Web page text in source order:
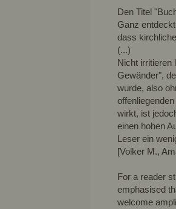
Den Titel
Ganz
dass
(...)
Nicht irritieren
Gewänder",
wurde, also
wirkt, ist
einen hohen
Leser ein
[Volker M.,
For a reader
emphasised
welcome